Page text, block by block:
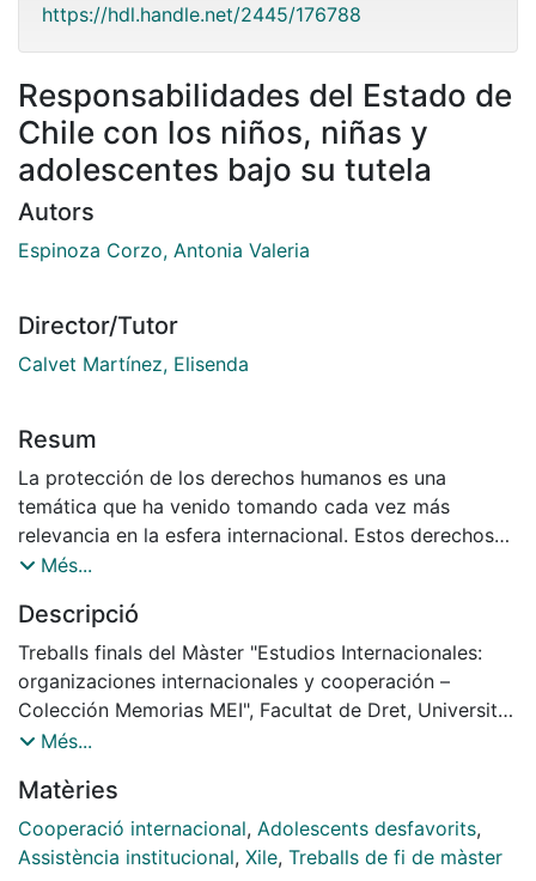
https://hdl.handle.net/2445/176788
Responsabilidades del Estado de
Chile con los niños, niñas y
adolescentes bajo su tutela
Autors
Espinoza Corzo, Antonia Valeria
Director/Tutor
Calvet Martínez, Elisenda
Resum
La protección de los derechos humanos es una
temática que ha venido tomando cada vez más
relevancia en la esfera internacional. Estos derechos
llegan a establecer los estándares
así que el mundo sea cada vez más justo
para todos quienes lo habitamos. Esto incluye los
Derechos de los Niños, quienes requieren
del compromiso de los Estados, para que puedan
desarrollarse cada vez más seguros y en las
de avance en la adquisición de estos
compromisos por el Estado de Chile, se vincula con
una temática atingente y de interés
Més...
Descripció
Treballs finals del Màster "Estudios Internacionales:
organizaciones internacionales y cooperación –
Colección Memorias MEI", Facultat de Dret, Universitat
de Barcelona, Curs: 2019-2020. Tutora: Calvet
Més...
Matèries
Cooperació internacional, Adolescents desfavorits,
Assistència institucional, Xile, Treballs de fi de màster